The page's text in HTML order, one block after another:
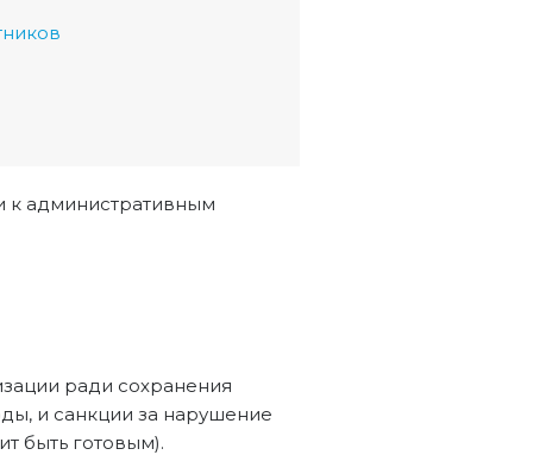
к административным
ради сохранения
и санкции за нарушение
быть готовым).